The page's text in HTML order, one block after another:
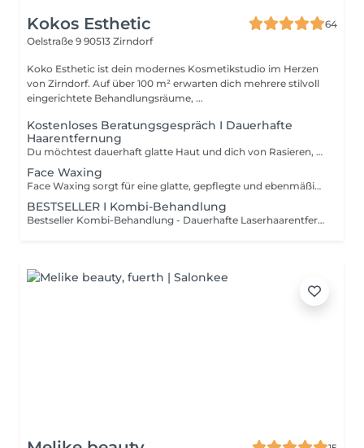
Kokos Esthetic
64
Oelstraße 9 90513 Zirndorf
Koko Esthetic ist dein modernes Kosmetikstudio im Herzen
von Zirndorf. Auf über 100 m² erwarten dich mehrere stilvoll
eingerichtete Behandlungsräume, ...
Kostenloses Beratungsgespräch I Dauerhafte
Haarentfernung
Du möchtest dauerhaft glatte Haut und dich von Rasieren, eingewachsenen Haaren oder Hautirritationen verabschieden? Buche jetzt dein kostenloses und unverbindliches Beratungsgespräch für die dauerhafte Laserhaarentfernung mit medizinischem Diodenlaser bei uns im Studio.
Face Waxing
Face Waxing sorgt für eine glatte, gepflegte und ebenmäßige Haut durch die schonende Entfernung störender Gesichtshaare. Die Behandlung eignet sich ideal für Bereiche wie Oberlippe, Kinn, Wangen oder Gesichtskonturen und sorgt für ein sauberes, frisches Hautbild. Durch die präzise Haarentfernung wirkt die Haut glatter und Make-up kann ebenmäßiger aufgetragen werden. Für ein gepflegtes Erscheinungsbild und ein angenehmes Hautgefühl.
BESTSELLER I Kombi-Behandlung
Bestseller Kombi-Behandlung - Dauerhafte Laserhaarentfernung Die dauerhafte Laserhaarentfernung mit medizinischem Diodenlaser unterstützt eine langfristig glatte und gepflegte Haut. Die moderne Technologie arbeitet präzise, hautschonend und eignet sich für verschiedene Haut- und Haartypen. Die Behandlung eignet sich besonders bei: * Eingewachsenen Haaren * Hautirritationen & Rasurpickeln * Ständigem Rasieren oder Waxing * Starker oder schneller Haarbildung * Unruhigem Hautbild Durch die gezielte Behandlung der Haarwurzel kann das Haarwachstum langfristig reduziert werden. Für glattere Haut, mehr Wohlgefühl und ein gepflegtes Hautbild im Alltag.